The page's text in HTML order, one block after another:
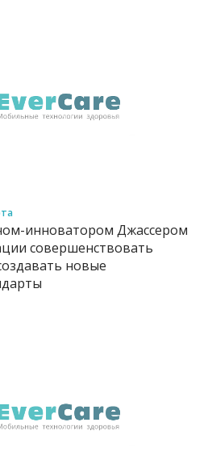
инноватором Джассером
совершенствовать
новые